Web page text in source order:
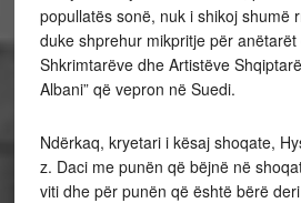
popullatës sonë, nuk i shikoj shumë
duke shprehur mikpritje për
Shkrimtarëve dhe Artistëve
Albani” që vepron në Suedi.
Ndërkaq, kryetari i kësaj shoqate,
z. Daci me punën që bëjnë në
viti dhe për punën që është bërë